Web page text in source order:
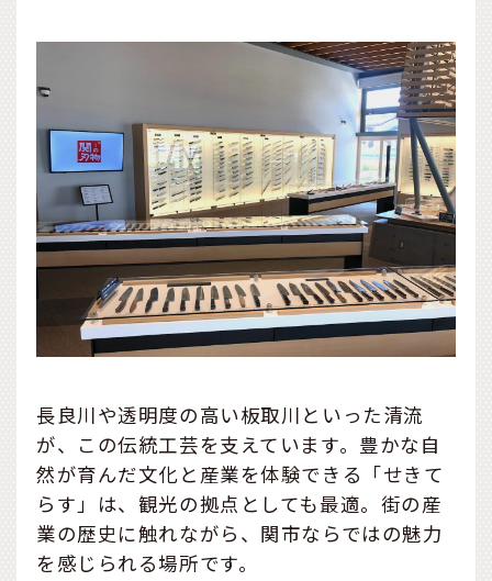
長良川や透明度の高い板取川といった清流
が、この伝統工芸を支えています。豊かな自
然が育んだ文化と産業を体験できる「せきて
らす」は、観光の拠点としても最適。街の産
業の歴史に触れながら、関市ならではの魅力
を感じられる場所です。